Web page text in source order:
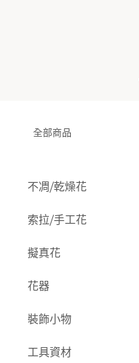
全部商品
不凋⧸乾燥花
多色組合
- 其他
玫瑰
索拉⧸手工花
索拉花(有花莖)
- 莉朵獨家水染
- 大地農園
擬真花
盆栽⧸成品
綜合花束
花器
小型花器
中大型花器
裝飾小物
裝飾⧸擺飾
工具資材